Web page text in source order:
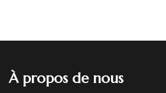
À propos de nous